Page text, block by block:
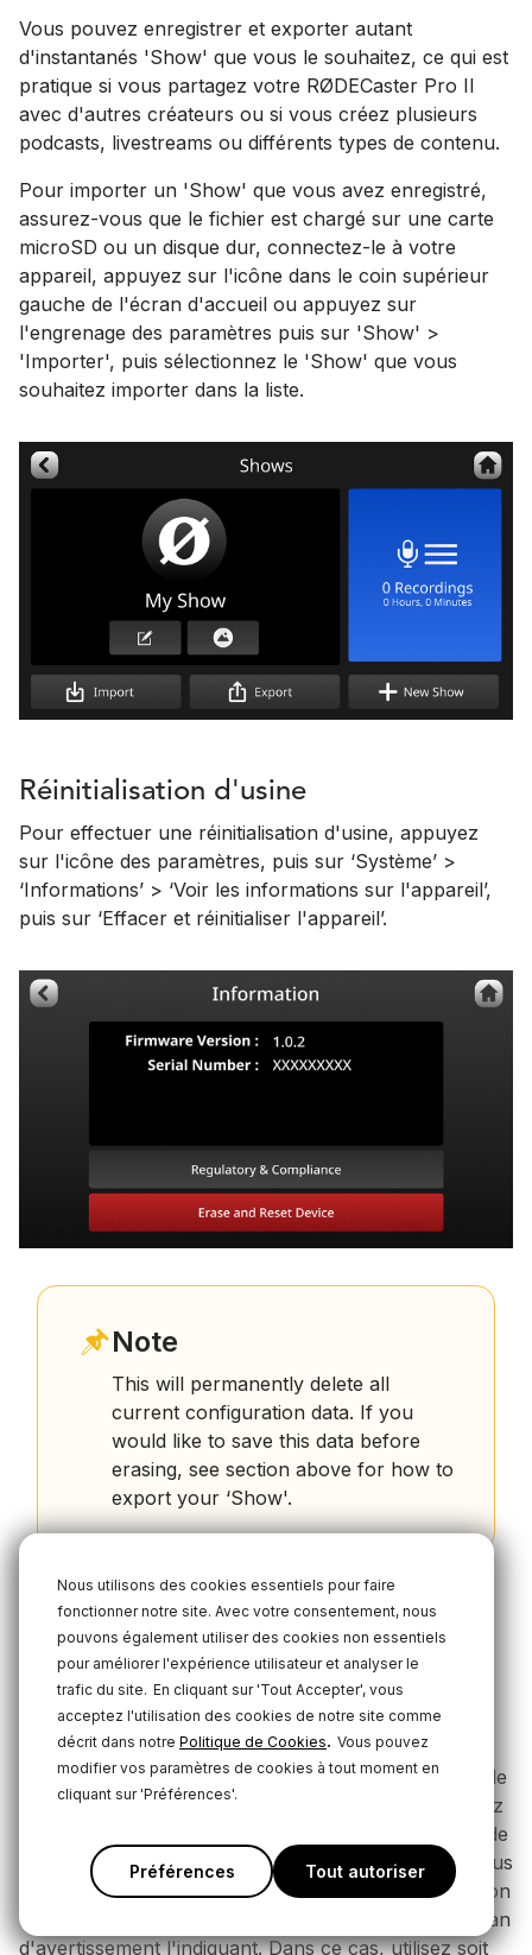
Nous utilisons des cookies essentiels pour faire
fonctionner notre site. Avec votre consentement, nous
pouvons également utiliser des cookies non essentiels
pour améliorer l'expérience utilisateur et analyser le
trafic du site. En cliquant sur 'Tout Accepter', vous
acceptez l'utilisation des cookies de notre site comme
décrit dans notre Politique de Cookies. Vous pouvez
modifier vos paramètres de cookies à tout moment en
cliquant sur 'Préférences'.
Préférences Tout autoriser
Vous pouvez enregistrer et exporter autant
d'instantanés 'Show' que vous le souhaitez, ce qui est
pratique si vous partagez votre RØDECaster Pro II
avec d'autres créateurs ou si vous créez plusieurs
podcasts, livestreams ou différents types de contenu.
Pour importer un 'Show' que vous avez enregistré,
assurez-vous que le fichier est chargé sur une carte
microSD ou un disque dur, connectez-le à votre
appareil, appuyez sur l'icône dans le coin supérieur
gauche de l'écran d'accueil ou appuyez sur
l'engrenage des paramètres puis sur 'Show' >
'Importer', puis sélectionnez le 'Show' que vous
souhaitez importer dans la liste.
Réinitialisation d'usine
Pour effectuer une réinitialisation d'usine, appuyez
sur l'icône des paramètres, puis sur ‘Système’ >
‘Informations’ > ‘Voir les informations sur l'appareil’,
puis sur ‘Effacer et réinitialiser l'appareil’.
Note
This will permanently delete all
current configuration data. If you
would like to save this data before
erasing, see section above for how to
export your ‘Show'.
Alimentation du RØDECaster Pro II
Le RØDECaster Pro II est livré avec une unité
d'alimentation. Branchez ceci dans l'entrée USB-C à
côté du bouton rouge à l'arrière de l'unité pour
fournir de l'énergie. Il peut également être alimenté
par une batterie externe USB, tant qu'elle est capable
de fournir 30W USB-C PD (15V, 2A). Vous obtiendrez
environ une heure de fonctionnement par capacité de
10W/h, donc un pack de batterie de haute qualité vous
donnera environ dix heures d'énergie. Si l'alimentation
fournie à l'unité est insuffisante, vous verrez un écran
d'avertissement l'indiquant. Dans ce cas, utilisez soit